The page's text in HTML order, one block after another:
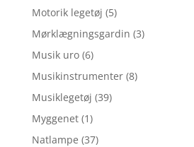
Motorik legetøj (5)
Mørklægningsgardin (3)
Musik uro (6)
Musikinstrumenter (8)
Musiklegetøj (39)
Myggenet (1)
Natlampe (37)